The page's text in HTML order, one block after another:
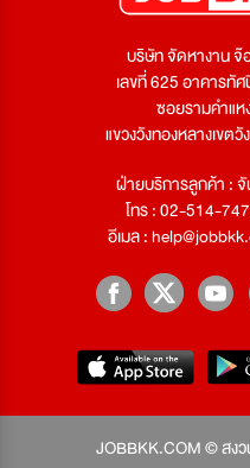
บริษัท จัดหางาน จ๊
เลขที่ 625 อาคารทั
ซอยรามคำแ
แขวงวังทองหลางเขต
ฝ่ายบริการลูกค้า :
โทร : 02-514-
อีเมล :
JOBBKK.COM © สง